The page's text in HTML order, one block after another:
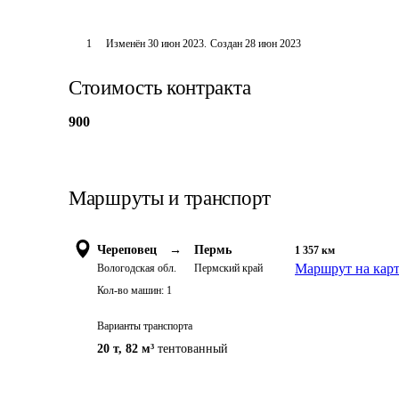
1 Изменён 30 июн 2023. Создан 28 июн 2023
Стоимость контракта
900
Маршруты и транспорт
Череповец →
Вологодская обл.
Пермь
Пермский край
1 357 км
Маршрут на
Кол-во машин: 1
Варианты транспорта
20 т, 82 м³ тентованный